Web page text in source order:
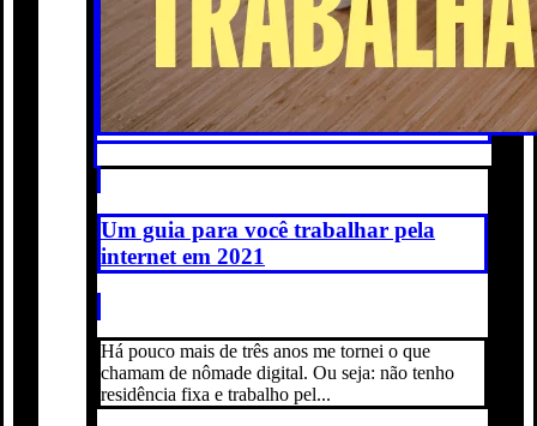
Um guia para você trabalhar pela
internet em 2021
Há pouco mais de três anos me tornei o que
chamam de nômade digital. Ou seja: não tenho
residência fixa e trabalho pel...